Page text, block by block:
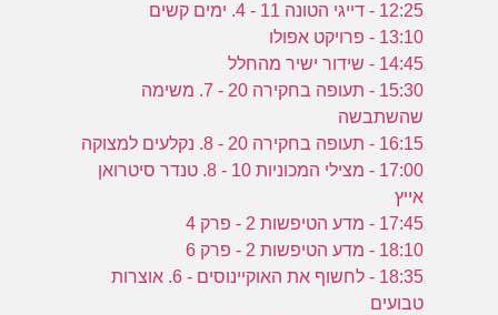
12:25 - דייגי הטונה 11 - 4. ימים קשים
13:10 - פרויקט אפולו
14:45 - שידור ישיר מהחלל
15:30 - תעופה בחקירה 20 - 7. משימה
שהשתבשה
16:15 - תעופה בחקירה 20 - 8. נקלעים למצוקה
17:00 - מצילי המכוניות 10 - 8. טנדר סיטרואן
אייץ
17:45 - מדע הטיפשות 2 - פרק 4
18:10 - מדע הטיפשות 2 - פרק 6
18:35 - לחשוף את האוקיינוסים - 6. אוצרות
טבועים